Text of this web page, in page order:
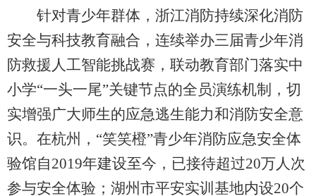
针对青少年群体，浙江消防持续深化消防
安全与科技教育融合，连续举办三届青少年消
防救援人工智能挑战赛，联动教育部门落实中
小学“一头一尾”关键节点的全员演练机制，切
实增强广大师生的应急逃生能力和消防安全意
识。在杭州，“笑笑橙”青少年消防应急安全体
验馆自2019年建设至今，已接待超过20万人次
参与安全体验；湖州市平安实训基地内设20个